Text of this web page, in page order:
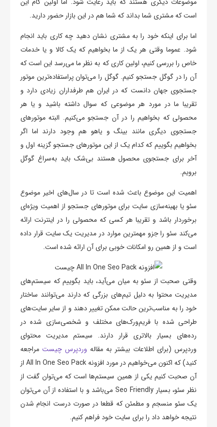
است که مشتری شما بداند که شما هم در این بازار حضور دارید.
اما برای اینکه خود را به مشتری نشان دهید چه کاری باید انجام
شود. عموما وقتی هر یک از ما بخواهیم که یک کالا و یا خدمات
خاص را بررسی کنیم، اولین کاری که به نظر ما می‌رسد این است که
آن را در گوگل جستجو کنیم. گوگل را می‌توان پراستفاده‌ترین موتور
جستجوی جهان دانست که در ایران هم طرفداران زیادی دارد و
تقریبا ما در مورد هر موضوعی که سوال داشته باشید و یا هر
محصولی که بخواهیم را در آن جستجو می‌کنیم. البته موتورهای
جستجوی دیگری مانند بینگ و یاهو هم وجود دارند اما اگر
بخواهیم بگوییم که کدام یک از این موتورهای جستجو گزینه اول و
آخر برای جستجوی محصول هستند بی‌شک باید به‌سراغ گوگل
برویم.
اهمیت این موضوع باعث شده است تا در سال‌های اخیر موضوع
سئو یا بهینه‌سازی سایت برای موتورهای جستجو از اهمیت ویژه‌ای
برخوردار باشد و تقریبا هر کسی که محصولی را در اینترنت ارائه
می‌کند سئو را جزو مهمترین موارد در مدیریت یک سایت قرار داده
است و از همین رو امکانات خوبی برای آن ارائه شده است.
وقتی صحبت از سئو به میان می‌آید، باید بگوییم که سیستم‌های
مدیریت محتوا به دلیل تیم‌های بزرگی که دارند می‌توانند ساختار
خود را به مناسب‌ترین حالت ممکن تغییر دهند و از سایر سایت‌های
طراحی شده با فریم‌ورک‌های مختلف و شخصی‌سازی شده در
رده‌های بسیار بالاتری قرار دارند. سیستم مدیریت محتوای
وردپرس (برای اطلاعات بیشتر به مقاله وردپرس چیست مراجعه
کنید) که اکنون می‌خواهیم در مورد افزونه All In One Seo Pack از
آن صحبت کنیم یکی از همین سیستم‌ها است که می‌توان گفت از
نظر سئو، بسیار Seo Friendly می‌باشد و با استفاده از آن می‌توان
یک سئو منسجم و مطمئن که قطعا در صورت درست انجام شدن
نتیجه خواهد داد را برای سایت خود فراهم کنیم.